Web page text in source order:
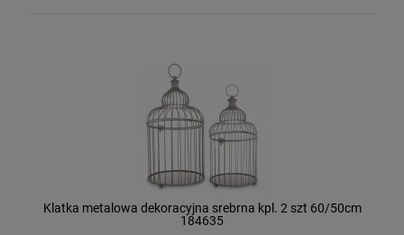
Klatka metalowa dekoracyjna srebrna kpl. 2 szt 60/50cm
184635